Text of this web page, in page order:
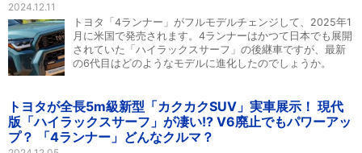
2024.12.11
トヨタ「4ランナー」がフルモデルチェンジして、2025年1
月に米国で発売されます。4ランナーはかつて日本でも展開
されていた「ハイラックスサーフ」の後継車ですが、最新
の6代目はどのようなモデルに進化したのでしょうか。
トヨタが全長5m級新型「カクカクSUV」実車展示！ 現代
版「ハイラックスサーフ」が凄い!? V6廃止でもパワーアッ
プ？ 「4ランナー」どんなクルマ？